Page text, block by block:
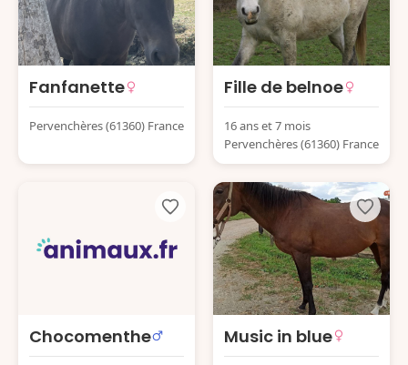
Fanfanette
Pervenchères (61360) France
Fille de belnoe
16 ans et 7 mois
Pervenchères (61360) France
Chocomenthe Music in blue